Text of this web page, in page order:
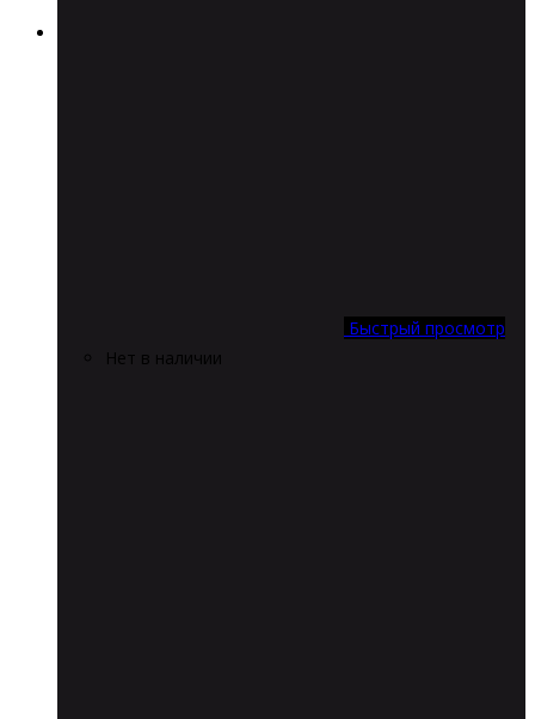
Быстрый просмотр
Нет в наличии